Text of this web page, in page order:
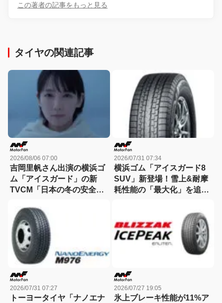
この著者の記事をもっと見る
タイヤの関連記事
2026/08/06 07:00
吉岡里帆さん出演の横浜ゴ
ム「アイスガード」の新
TVCM「日本の冬の安全
守る。」が8月から放映開
始！
2026/07/31 07:34
横浜ゴム「アイスガード8
SUV」新登場！雪上&耐摩
耗性能の「最大化」を追求
2026/07/31 07:27
トーヨータイヤ「ナノエナ
2026/07/27 19:05
氷上ブレーキ性能が11%ア